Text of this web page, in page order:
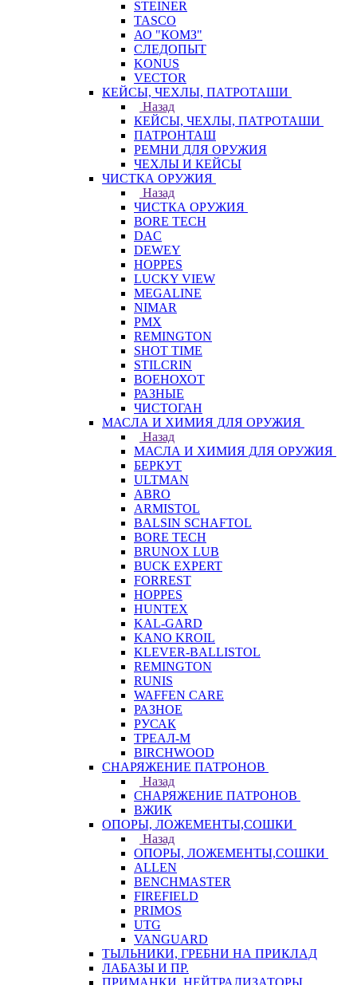
STEINER
TASCO
АО "КОМЗ"
СЛЕДОПЫТ
KONUS
VECTOR
КЕЙСЫ, ЧЕХЛЫ, ПАТРОТАШИ
Назад
КЕЙСЫ, ЧЕХЛЫ, ПАТРОТАШИ
ПАТРОНТАШ
РЕМНИ ДЛЯ ОРУЖИЯ
ЧЕХЛЫ И КЕЙСЫ
ЧИСТКА ОРУЖИЯ
Назад
ЧИСТКА ОРУЖИЯ
BORE TECH
DAC
DEWEY
HOPPES
LUCKY VIEW
MEGALINE
NIMAR
PMX
REMINGTON
SHOT TIME
STILCRIN
ВОЕНОХОТ
РАЗНЫЕ
ЧИСТОГАН
МАСЛА И ХИМИЯ ДЛЯ ОРУЖИЯ
Назад
МАСЛА И ХИМИЯ ДЛЯ ОРУЖИЯ
БЕРКУТ
ULTMAN
ABRO
ARMISTOL
BALSIN SCHAFTOL
BORE TECH
BRUNOX LUB
BUCK EXPERT
FORREST
HOPPES
HUNTEX
KAL-GARD
KANO KROIL
KLEVER-BALLISTOL
REMINGTON
RUNIS
WAFFEN CARE
РАЗНОЕ
РУСАК
ТРЕАЛ-М
BIRCHWOOD
СНАРЯЖЕНИЕ ПАТРОНОВ
Назад
СНАРЯЖЕНИЕ ПАТРОНОВ
ВЖИК
ОПОРЫ, ЛОЖЕМЕНТЫ,СОШКИ
Назад
ОПОРЫ, ЛОЖЕМЕНТЫ,СОШКИ
ALLEN
BENCHMASTER
FIREFIELD
PRIMOS
UTG
VANGUARD
ТЫЛЬНИКИ, ГРЕБНИ НА ПРИКЛАД
ЛАБАЗЫ И ПР.
ПРИМАНКИ, НЕЙТРАЛИЗАТОРЫ